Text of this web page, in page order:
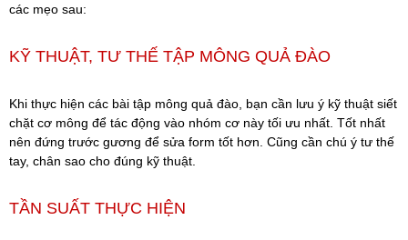
các mẹo sau:
KỸ THUẬT, TƯ THẾ TẬP MÔNG QUẢ ĐÀO
Khi thực hiện các bài tập mông quả đào, bạn cần lưu ý kỹ thuật siết
chặt cơ mông để tác động vào nhóm cơ này tối ưu nhất. Tốt nhất
nên đứng trước gương để sửa form tốt hơn. Cũng cần chú ý tư thế
tay, chân sao cho đúng kỹ thuật.
TẦN SUẤT THỰC HIỆN